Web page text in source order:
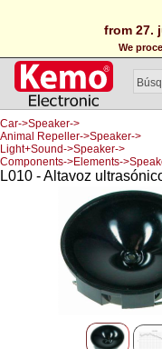
from 27.
We
Car->Speaker->
Animal Repeller->Speaker->
Light+Sound->Speaker->
Components->Elements-
L010 - Altavoz